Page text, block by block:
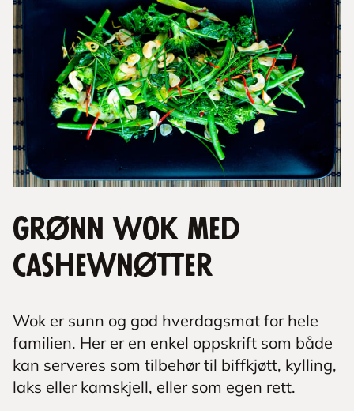
Grønn wok med
cashewnøtter
Wok er sunn og god hverdagsmat for hele
familien. Her er en enkel oppskrift som både
kan serveres som tilbehør til biffkjøtt, kylling,
laks eller kamskjell, eller som egen rett.